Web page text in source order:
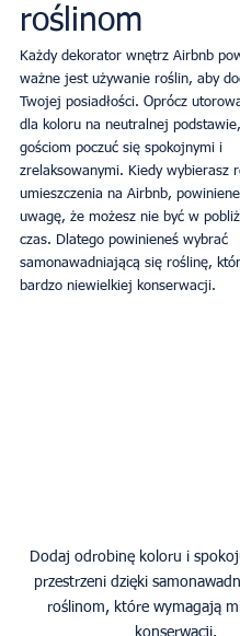
roślinom
Każdy dekorator wnętrz Airbnb
ważne jest używanie roślin, aby
Twojej posiadłości. Oprócz
dla koloru na neutralnej
gościom poczuć się spokojnymi i
zrelaksowanymi. Kiedy wybierasz
umieszczenia na Airbnb,
uwagę, że możesz nie być w
czas. Dlatego powinieneś wybrać
samonawadniającą się roślinę,
bardzo niewielkiej konserwacji.
Dodaj odrobinę koloru i
przestrzeni dzięki
roślinom, które wymagają